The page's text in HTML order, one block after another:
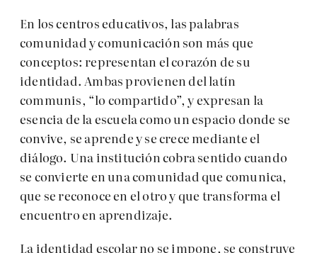
En los centros educativos, las palabras
comunidad y comunicación son más que
conceptos: representan el corazón de su
identidad. Ambas provienen del latín
communis, “lo compartido”, y expresan la
esencia de la escuela como un espacio donde se
convive, se aprende y se crece mediante el
diálogo. Una institución cobra sentido cuando
se convierte en una comunidad que comunica,
que se reconoce en el otro y que transforma el
encuentro en aprendizaje.
La identidad escolar no se impone, se construye